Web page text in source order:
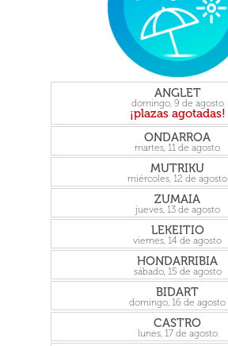
ANGLET
domingo, 9 de agosto
ONDARROA
martes, 11 de agosto
MUTRIKU
miércoles, 12 de agosto
ZUMAIA
jueves, 13 de agosto
LEKEITIO
viernes, 14 de agosto
HONDARRIBIA
sábado, 15 de agosto
BIDART
domingo, 16 de agosto
CASTRO
lunes, 17 de agosto